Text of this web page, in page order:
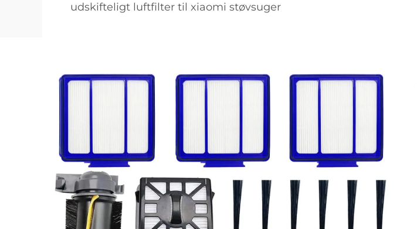
udskifteligt luftfilter til xiaomi støvsuger